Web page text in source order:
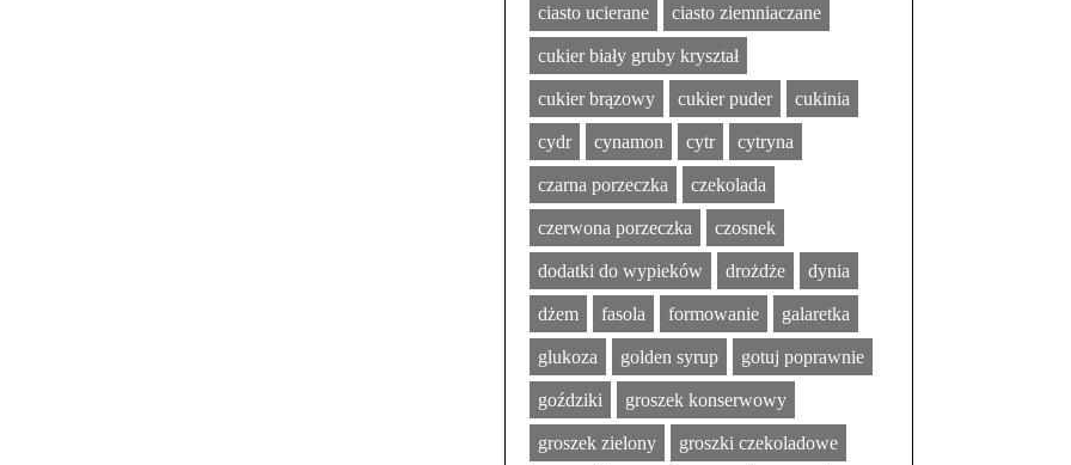
ciasto ucierane ciasto ziemniaczane
cukier biały gruby kryształ
cukier brązowy cukier puder cukinia
cydr cynamon cytr cytryna
czarna porzeczka czekolada
czerwona porzeczka czosnek
dodatki do wypieków drożdże dynia
dżem fasola formowanie galaretka
glukoza golden syrup gotuj poprawnie
goździki groszek konserwowy
groszek zielony groszki czekoladowe